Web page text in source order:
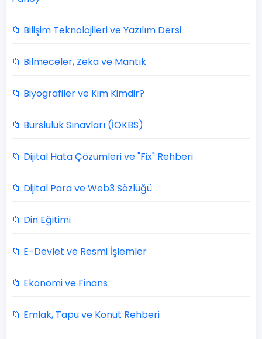
📁 Bilişim Teknolojileri ve Yazılım Dersi
📁 Bilmeceler, Zeka ve Mantık
📁 Biyografiler ve Kim Kimdir?
📁 Bursluluk Sınavları (İOKBS)
📁 Dijital Hata Çözümleri ve "Fix" Rehberi
📁 Dijital Para ve Web3 Sözlüğü
📁 Din Eğitimi
📁 E-Devlet ve Resmi İşlemler
📁 Ekonomi ve Finans
📁 Emlak, Tapu ve Konut Rehberi